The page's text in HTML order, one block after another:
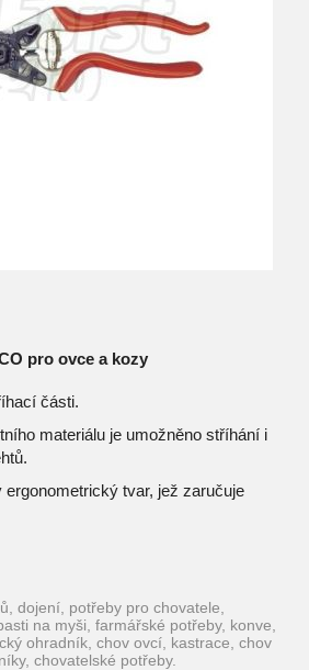
pro ovce a kozy
části.
materiálu je umožněno stříhání i
tvar, jež zaručuje
na myši, farmářské potřeby, konve,
ohradník, chov ovcí, kastrace, chov
chovatelské potřeby.